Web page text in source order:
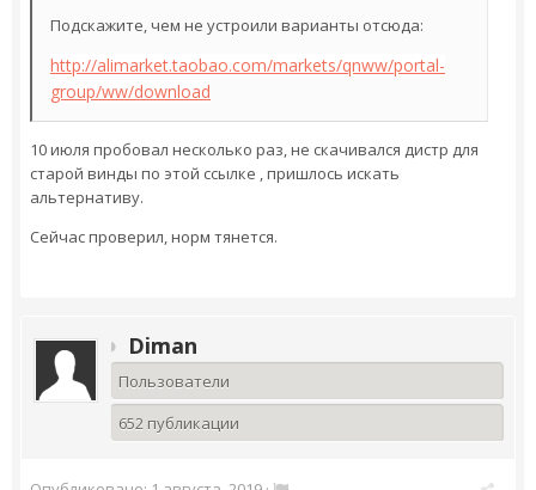
Подскажите, чем не устроили варианты отсюда:
http://alimarket.taobao.com/markets/qnww/portal-
group/ww/download
10 июля пробовал несколько раз, не скачивался дистр для
старой винды по этой ссылке , пришлось искать
альтернативу.
Сейчас проверил, норм тянется.
Diman
Пользователи
652 публикации